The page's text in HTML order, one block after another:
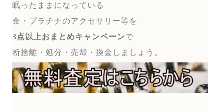
眠ったままになっている
金・プラチナのアクセサリー等を
3点以上おまとめキャンペーンで
断捨離・処分・売却・換金しましょう。